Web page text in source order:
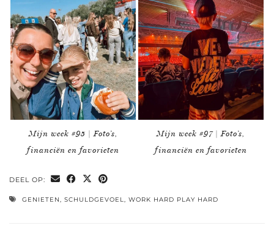
Mijn week #95 | Foto’s,
financiën en favorieten
Mijn week #97 | Foto’s,
financiën en favorieten
DEEL OP:
GENIETEN, SCHULDGEVOEL, WORK HARD PLAY HARD